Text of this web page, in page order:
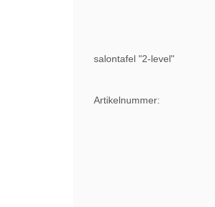
salontafel "2-level"
Artikelnummer: